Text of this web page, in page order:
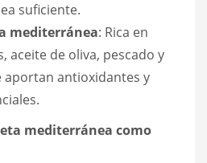
suficiente.
mediterránea: Rica en
aceite de oliva, pescado y
aportan antioxidantes y
mediterránea como